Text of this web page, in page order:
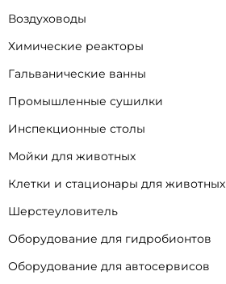
Воздуховоды
Химические реакторы
Гальванические ванны
Промышленные сушилки
Инспекционные столы
Мойки для животных
Клетки и стационары для животных
Шерстеуловитель
Оборудование для гидробионтов
Оборудование для автосервисов